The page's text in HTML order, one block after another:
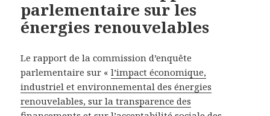
parlementaire sur les
énergies renouvelables
Le rapport de la commission d’enquête
parlementaire sur «l’impact économique,
industriel et environnemental des énergies
renouvelables, sur la transparence des